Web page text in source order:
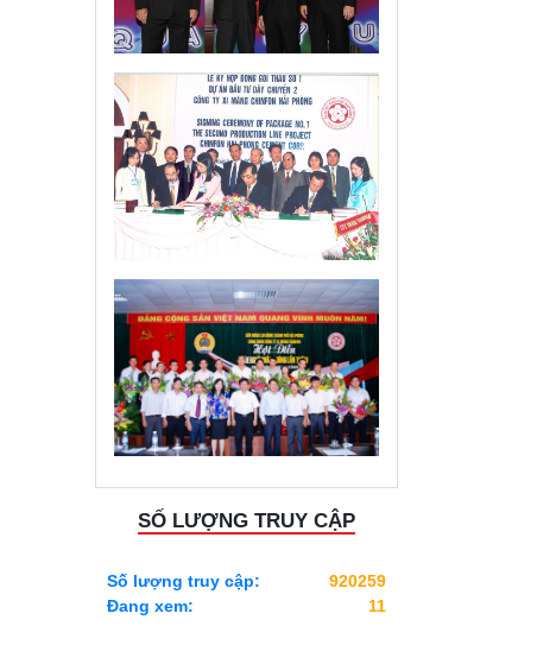
SỐ LƯỢNG TRUY CẬP
Số lượng truy cập:
920259
Đang xem:
11